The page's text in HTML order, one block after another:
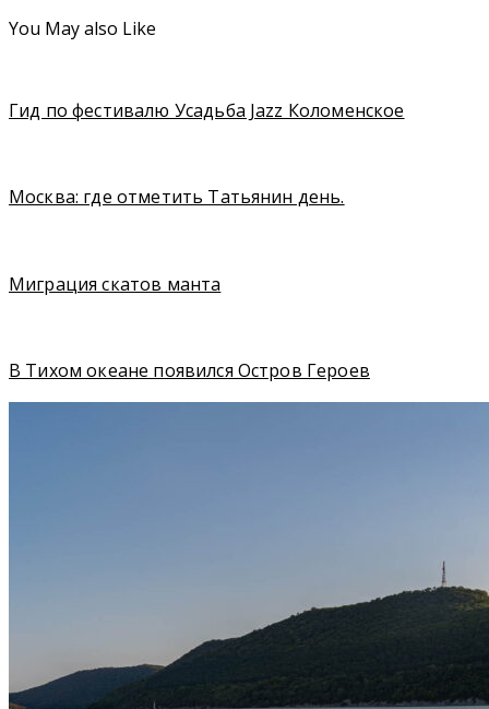
You May also Like
Гид по фестивалю Усадьба Jazz Коломенское
Москва: где отметить Татьянин день.
Миграция скатов манта
В Тихом океане появился Остров Героев